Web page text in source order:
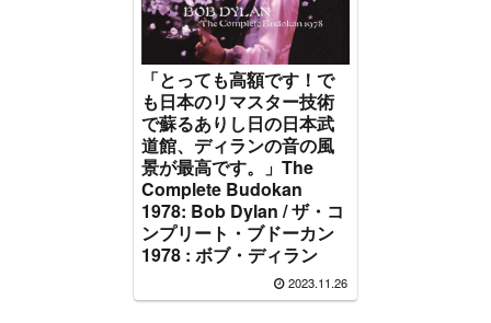
「とっても高額です！で
も日本のリマスター技術
で蘇るありし日の日本武
道館、ディランの音の風
景が最高です。」The
Complete Budokan
1978: Bob Dylan / ザ・コ
ンプリート・ブドーカン
1978 : ボブ・ディラン
2023.11.26